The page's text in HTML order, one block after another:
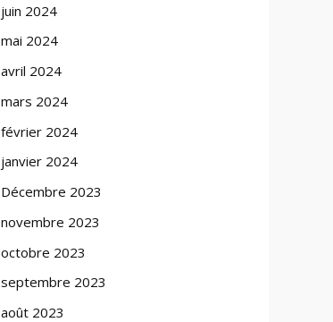
juin 2024
mai 2024
avril 2024
mars 2024
février 2024
janvier 2024
Décembre 2023
novembre 2023
octobre 2023
septembre 2023
août 2023